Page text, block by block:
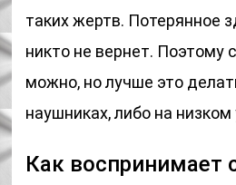
таких жертв. Потерянное
никто не вернет. Поэтому
можно, но лучше это
наушниках, либо на
Как воспринимает